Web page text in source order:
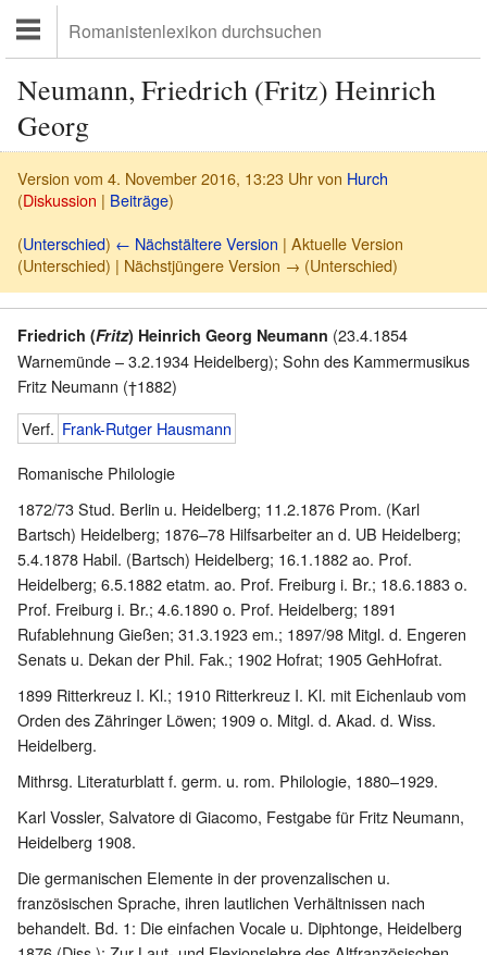
Neumann, Friedrich (Fritz) Heinrich
Georg
Version vom 4. November 2016, 13:23 Uhr von Hurch
(Diskussion | Beiträge)
(Unterschied) ← Nächstältere Version | Aktuelle Version
(Unterschied) | Nächstjüngere Version → (Unterschied)
Friedrich (Fritz) Heinrich Georg Neumann (23.4.1854
Warnemünde – 3.2.1934 Heidelberg); Sohn des Kammermusikus
Fritz Neumann (†1882)
Verf. Frank-Rutger Hausmann
Romanische Philologie
1872/73 Stud. Berlin u. Heidelberg; 11.2.1876 Prom. (Karl
Bartsch) Heidelberg; 1876–78 Hilfsarbeiter an d. UB Heidelberg;
5.4.1878 Habil. (Bartsch) Heidelberg; 16.1.1882 ao. Prof.
Heidelberg; 6.5.1882 etatm. ao. Prof. Freiburg i. Br.; 18.6.1883 o.
Prof. Freiburg i. Br.; 4.6.1890 o. Prof. Heidelberg; 1891
Rufablehnung Gießen; 31.3.1923 em.; 1897/98 Mitgl. d. Engeren
Senats u. Dekan der Phil. Fak.; 1902 Hofrat; 1905 GehHofrat.
1899 Ritterkreuz I. Kl.; 1910 Ritterkreuz I. Kl. mit Eichenlaub vom
Orden des Zähringer Löwen; 1909 o. Mitgl. d. Akad. d. Wiss.
Heidelberg.
Mithrsg. Literaturblatt f. germ. u. rom. Philologie, 1880–1929.
Karl Vossler, Salvatore di Giacomo, Festgabe für Fritz Neumann,
Heidelberg 1908.
Die germanischen Elemente in der provenzalischen u.
französischen Sprache, ihren lautlichen Verhältnissen nach
behandelt. Bd. 1: Die einfachen Vocale u. Diphtonge, Heidelberg